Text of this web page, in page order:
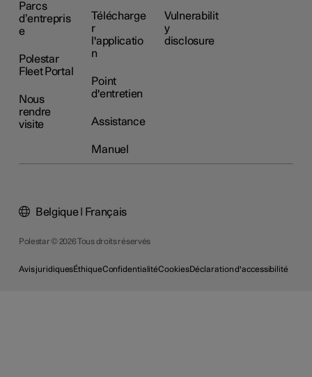
Parcs
d’entrepris
e
Polestar
Fleet Portal
Nous
rendre
visite
Télécharge
r
l'applicatio
n
Point
d'entretien
Assistance
Manuel
Vulnerabilit
y
disclosure
Polestar © 2026 Tous droits réservés
Avis juridiquesÉthiqueConfidentialitéCookiesDéclaration d'accessibilité
Belgique | Français